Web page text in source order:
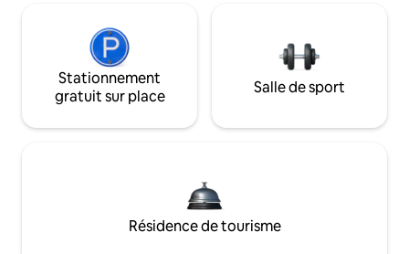
Stationnement
gratuit sur place
Salle de sport
Résidence de tourisme